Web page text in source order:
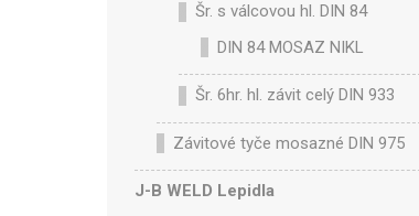
Šr. s válcovou hl. DIN 84
DIN 84 MOSAZ NIKL
Šr. 6hr. hl. závit celý DIN 933
Závitové tyče mosazné DIN 975
J-B WELD Lepidla